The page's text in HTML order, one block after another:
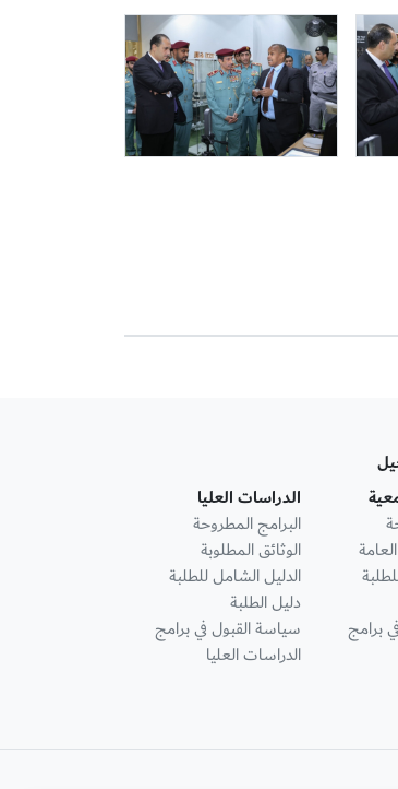
برامج
الدراسات العليا
البرامج المطروحة
الوثائق المطلوبة
الدليل الشامل للطلبة
دليل الطلبة
سياسة القبول في برامج
الدراسات العليا